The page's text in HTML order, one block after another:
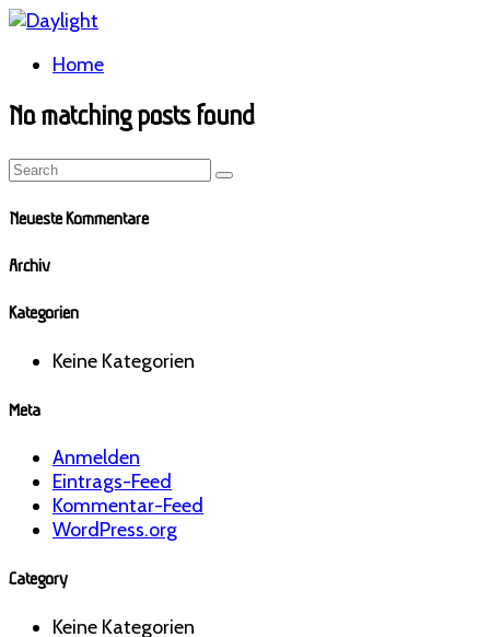
Home
No matching posts found
Neueste Kommentare
Archiv
Kategorien
Keine Kategorien
Meta
Anmelden
Eintrags-Feed
Kommentar-Feed
WordPress.org
Category
Keine Kategorien